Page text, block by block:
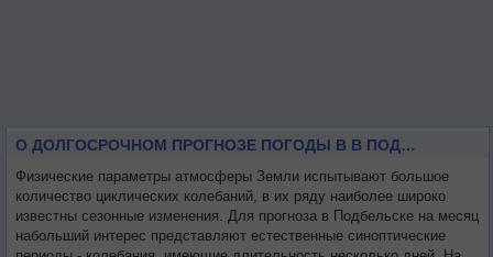
О ДОЛГОСРОЧНОМ ПРОГНОЗЕ ПОГОДЫ В В ПОДБЕЛЬСКЕ НА МЕСЯЦ
Физические параметры атмосферы Земли испытывают большое
количество циклических колебаний, в их ряду наиболее широко
известны сезонные изменения. Для прогноза в Подбельске на месяц
набольший интерес представляют естественные синоптические